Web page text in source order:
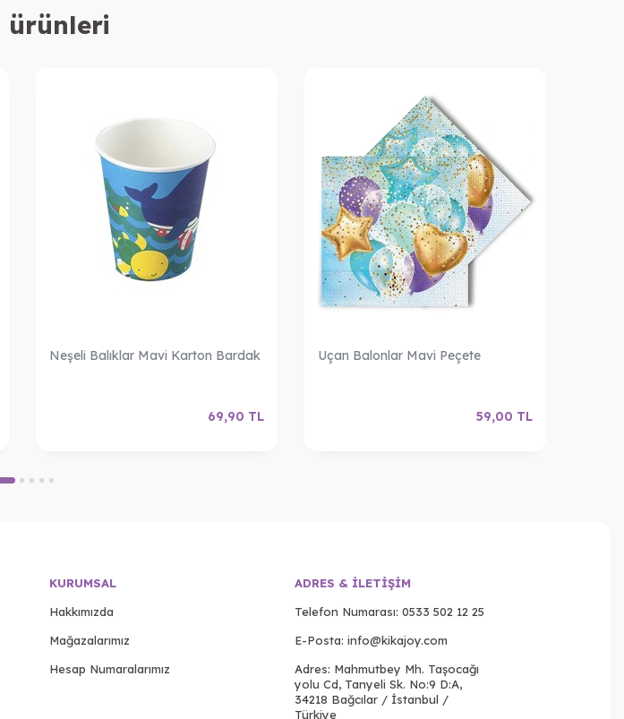
ürünleri
Neşeli Balıklar Mavi Karton Bardak
69,90 TL
Uçan Balonlar Mavi Peçete
59,00 TL
KURUMSAL
Hakkımızda
Mağazalarımız
Hesap Numaralarımız
ADRES & İLETIŞIM
Telefon Numarası: 0533 502 12 25
E-Posta: info@kikajoy.com
Adres: Mahmutbey Mh. Taşocağı
yolu Cd, Tanyeli Sk. No:9 D:A,
34218 Bağcılar / İstanbul /
Türkiye